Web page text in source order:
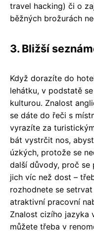
travel hacking) či o
běžných brožurách
3. Bližší
Když dorazíte do
lehátku, v podstatě
kulturou. Znalost
se dáte do řeči s
vyrazíte za
bát vystrčit nos,
úzkých, protože se
další důvody, proč se
jich víc než dost –
rozhodnete se
atraktivní pracovní
Znalost cizího jazyka
můžete třeba v